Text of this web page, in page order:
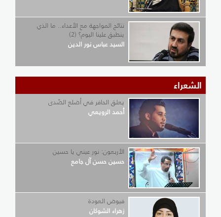
نتائج المواجهة مع الأعداء.. ما الذي
ينطبق علينا اليوم؟ (2)
السيد عباس نور الدين
الشعراء
يعلق الحافر في أضلع الصّدى
أحمد الرويعي
الأربعون: نور عيني يا حسين
حسين حسن آل جامع
فيوض العودة
زهراء الشوكان